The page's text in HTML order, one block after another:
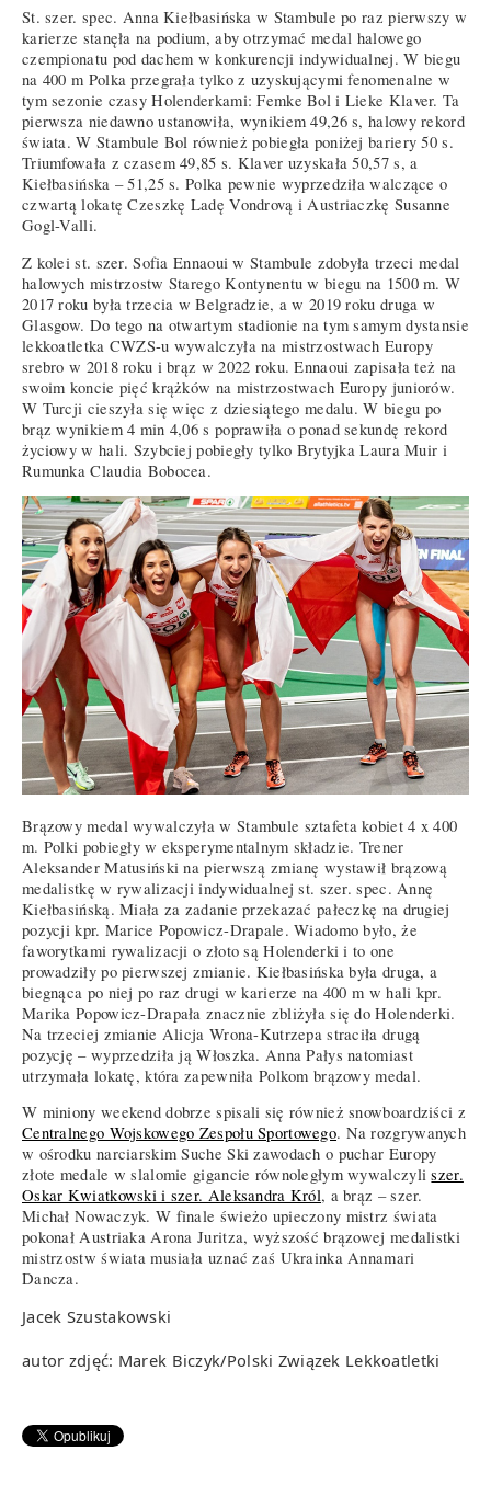
St. szer. spec. Anna Kiełbasińska w Stambule po raz pierwszy w
karierze stanęła na podium, aby otrzymać medal halowego
czempionatu pod dachem w konkurencji indywidualnej. W biegu
na 400 m Polka przegrała tylko z uzyskującymi fenomenalne w
tym sezonie czasy Holenderkami: Femke Bol i Lieke Klaver. Ta
pierwsza niedawno ustanowiła, wynikiem 49,26 s, halowy rekord
świata. W Stambule Bol również pobiegła poniżej bariery 50 s.
Triumfowała z czasem 49,85 s. Klaver uzyskała 50,57 s, a
Kiełbasińska – 51,25 s. Polka pewnie wyprzedziła walczące o
czwartą lokatę Czeszkę Ladę Vondrovą i Austriaczkę Susanne
Gogl-Valli.
Z kolei st. szer. Sofia Ennaoui w Stambule zdobyła trzeci medal
halowych mistrzostw Starego Kontynentu w biegu na 1500 m. W
2017 roku była trzecia w Belgradzie, a w 2019 roku druga w
Glasgow. Do tego na otwartym stadionie na tym samym dystansie
lekkoatletka CWZS-u wywalczyła na mistrzostwach Europy
srebro w 2018 roku i brąz w 2022 roku. Ennaoui zapisała też na
swoim koncie pięć krążków na mistrzostwach Europy juniorów.
W Turcji cieszyła się więc z dziesiątego medalu. W biegu po
brąz wynikiem 4 min 4,06 s poprawiła o ponad sekundę rekord
życiowy w hali. Szybciej pobiegły tylko Brytyjka Laura Muir i
Rumunka Claudia Bobocea.
Brązowy medal wywalczyła w Stambule sztafeta kobiet 4 x 400
m. Polki pobiegły w eksperymentalnym składzie. Trener
Aleksander Matusiński na pierwszą zmianę wystawił brązową
medalistkę w rywalizacji indywidualnej st. szer. spec. Annę
Kiełbasińską. Miała za zadanie przekazać pałeczkę na drugiej
pozycji kpr. Marice Popowicz-Drapale. Wiadomo było, że
faworytkami rywalizacji o złoto są Holenderki i to one
prowadziły po pierwszej zmianie. Kiełbasińska była druga, a
biegnąca po niej po raz drugi w karierze na 400 m w hali kpr.
Marika Popowicz-Drapała znacznie zbliżyła się do Holenderki.
Na trzeciej zmianie Alicja Wrona-Kutrzepa straciła drugą
pozycję – wyprzedziła ją Włoszka. Anna Pałys natomiast
utrzymała lokatę, która zapewniła Polkom brązowy medal.
W miniony weekend dobrze spisali się również snowboardziści z
Centralnego Wojskowego Zespołu Sportowego. Na rozgrywanych
w ośrodku narciarskim Suche Ski zawodach o puchar Europy
złote medale w slalomie gigancie równoległym wywalczyliszer.
Oskar Kwiatkowski i szer. Aleksandra Król, a brąz – szer.
Michał Nowaczyk. W finale świeżo upieczony mistrz świata
pokonał Austriaka Arona Juritza, wyższość brązowej medalistki
mistrzostw świata musiała uznać zaś Ukrainka Annamari
Dancza.
Jacek Szustakowski
autor zdjęć: Marek Biczyk/Polski Związek Lekkoatletki